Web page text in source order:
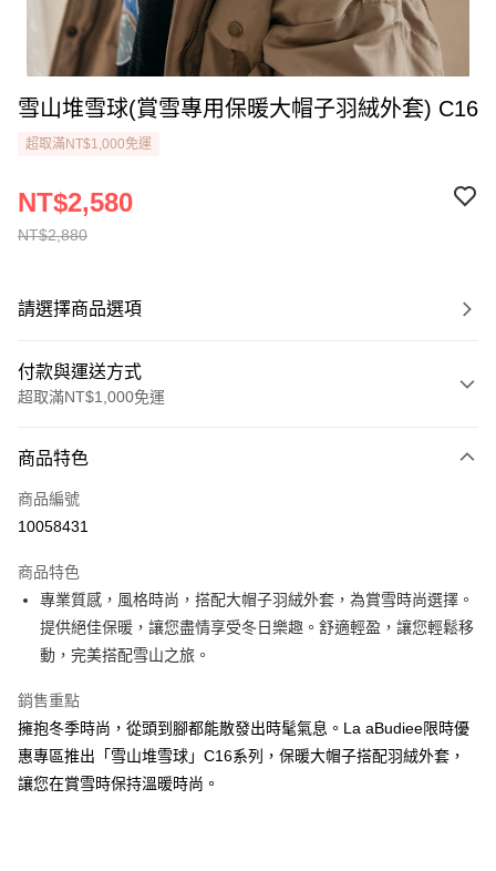
雪山堆雪球(賞雪專用保暖大帽子羽絨外套) C16
超取滿NT$1,000免運
NT$2,880
NT$2,580
請選擇商品選項
付款與運送方式
超取滿NT$1,000免運
信用卡一次付款
LINE Pay
悠遊付
ATM付款
運送方式
付款後全家純取貨
每筆NT$100，滿NT$1,000(含以上)免運費
商品特色
商品編號
10058431
商品特色
專業質感，風格時尚，搭配大帽子羽絨外套，為賞雪時尚選擇。
提供絕佳保暖，讓您盡情享受冬日樂趣。舒適輕盈，讓您輕鬆移
動，完美搭配雪山之旅。
銷售重點
擁抱冬季時尚，從頭到腳都能散發出時髦氣息。La aBudiee限時優
惠專區推出「雪山堆雪球」C16系列，保暖大帽子搭配羽絨外套，
讓您在賞雪時保持溫暖時尚。